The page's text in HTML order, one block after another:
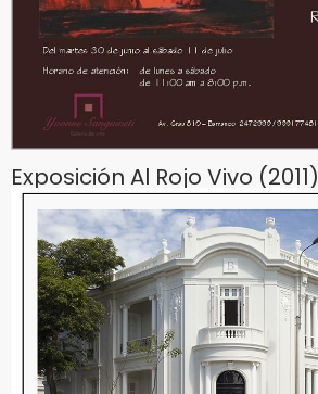
Exposición Al Rojo Vivo (2011)